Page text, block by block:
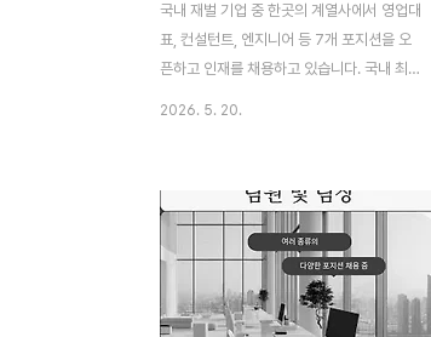
국내 재벌 기업 중 한곳의 계열사에서 영업대
표, 컨설턴트, 엔지니어 등 7개 포지션을 오
픈하고 인재를 채용하고 있습니다. 국내 최고
https://behuni.com/2026/05/bigco-
sales-pre-post.html (채용공고) 대기업
SI 계열사 - 영업대표, 영업지원 프리세일즈,
고객지원 엔지니어 채용국내 대기업 SI 계열
사에서 진행하는 영업대표, 영업지원 프리세
2026. 5. 20.